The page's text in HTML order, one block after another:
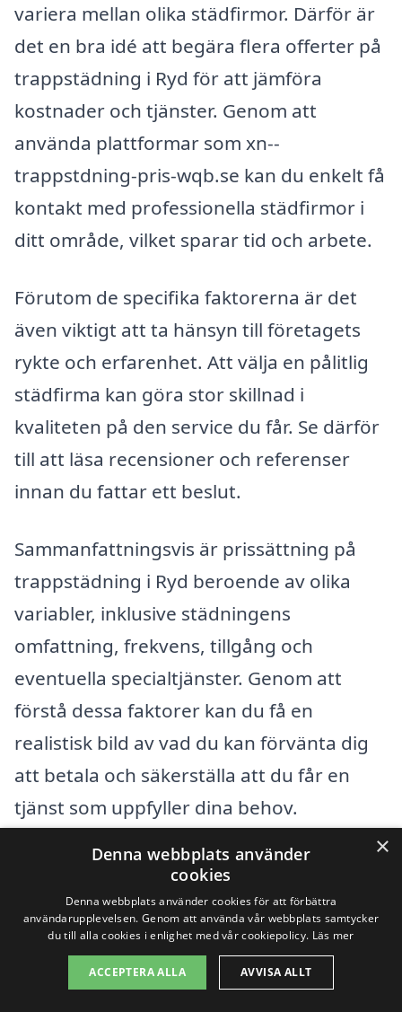
variera mellan olika städfirmor. Därför är
det en bra idé att begära flera offerter på
trappstädning i Ryd för att jämföra
kostnader och tjänster. Genom att
använda plattformar som xn--
trappstdning-pris-wqb.se kan du enkelt få
kontakt med professionella städfirmor i
ditt område, vilket sparar tid och arbete.
Förutom de specifika faktorerna är det
även viktigt att ta hänsyn till företagets
rykte och erfarenhet. Att välja en pålitlig
städfirma kan göra stor skillnad i
kvaliteten på den service du får. Se därför
till att läsa recensioner och referenser
innan du fattar ett beslut.
Sammanfattningsvis är prissättning på
trappstädning i Ryd beroende av olika
variabler, inklusive städningens
omfattning, frekvens, tillgång och
eventuella specialtjänster. Genom att
förstå dessa faktorer kan du få en
realistisk bild av vad du kan förvänta dig
att betala och säkerställa att du får en
tjänst som uppfyller dina behov.
Få 3 erbjudanden, gratis och utan
förpliktelser
×
Denna webbplats använder
cookies
Denna webbplats använder cookies för att förbättra
användarupplevelsen. Genom att använda vår webbplats samtycker
du till alla cookies i enlighet med vår cookiepolicy. Läs mer
ACCEPTERA ALLA AVVISA ALLT